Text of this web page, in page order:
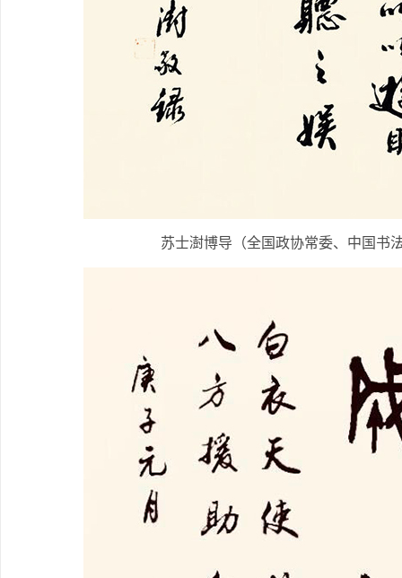
苏士澍博导（全国政协常委、中国书